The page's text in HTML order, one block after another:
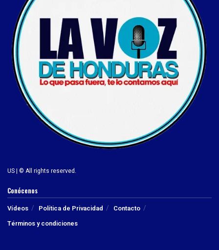
US | © All rights reserved.
Conócenos
Vídeos Política de Privacidad
Contacto
Términos y condiciones